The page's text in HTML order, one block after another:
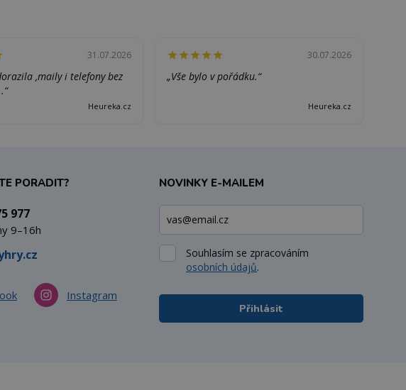
31.07.2026
,maily i telefony bez
Heureka.cz
30.07.2026
„Vše bylo v pořádku.“
Heureka.cz
PORADIT?
977
9–16h
Instagram
NOVINKY E-MAILEM
Souhlasím se zpracováním
osobních údajů.
Přihlásit